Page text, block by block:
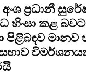
ප්‍රධානී
හිංසා කළ
පිළිබඳව